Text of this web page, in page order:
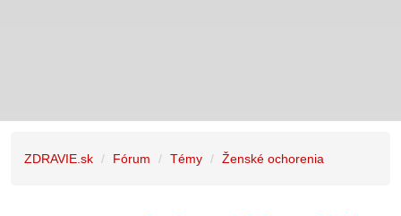
ZDRAVIE.sk Fórum Témy Ženské ochorenia